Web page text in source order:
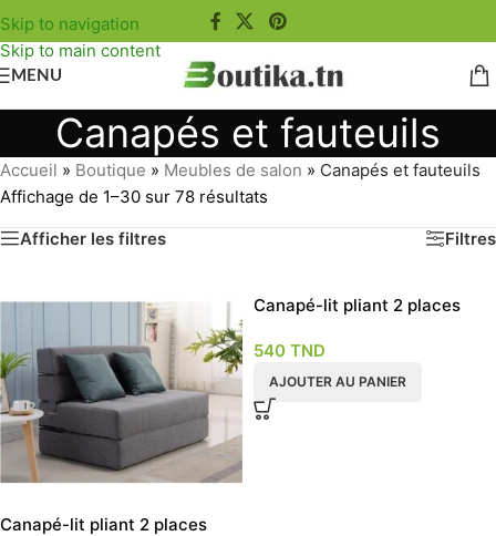
Skip to navigation
Skip to main content
MENU
Canapés et fauteuils
Accueil » Boutique » Meubles de salon » Canapés et fauteuils
Affichage de 1–30 sur 78 résultats
Afficher les filtres
Filtres
Canapé-lit pliant 2 places
Canapé-lit pliant 2 places
540 TND
AJOUTER AU PANIER